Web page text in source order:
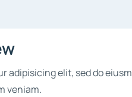
adipisicing elit, sed do
veniam.